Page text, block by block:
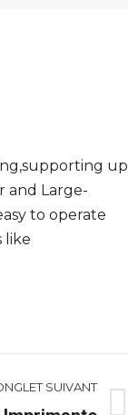
up
and Large-
to operate
like
SUIVANT